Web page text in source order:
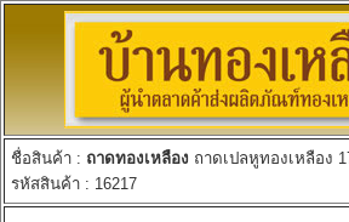
ชื่อสินค้า : ถาดทองเหลือง ถาดเปลหูทองเหลือง
รหัสสินค้า : 16217